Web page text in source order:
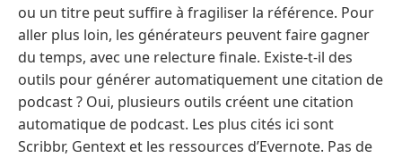
ou un titre peut suffire à fragiliser la référence. Pour
aller plus loin, les générateurs peuvent faire gagner
du temps, avec une relecture finale. Existe-t-il des
outils pour générer automatiquement une citation de
podcast ? Oui, plusieurs outils créent une citation
automatique de podcast. Les plus cités ici sont
Scribbr, Gentext et les ressources d’Evernote. Pas de